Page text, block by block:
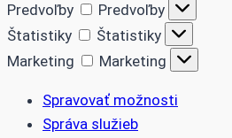
Predvoľby
Predvoľby
Štatistiky
Štatistiky
Marketing
Marketing
Spravovať možnosti
Správa služieb